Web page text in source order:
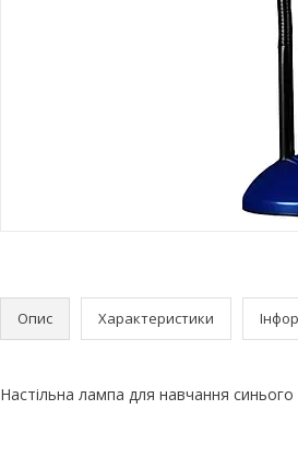
Опис Характеристики
Настільна лампа для навчання синього